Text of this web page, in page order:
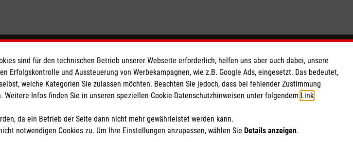
Spendenkonto
Empfänger: Malteser Hilfsdienst e.V.
Bank: Pax-Bank für Kirche und Caritas eG
BIC: GENODED1PA7
So finden Sie uns
Leipziger Straße 33
01097 Dresden
Email:dienststelle.dresden@malteser.org
sind für den technischen Betrieb unserer Webseite erforderlich, helfen uns aber auch dabei, unsere
und Aussteuerung von Werbekampagnen, wie z.B. Google Ads, eingesetzt. Das bedeutet,
welche Kategorien Sie zulassen möchten. Beachten Sie jedoch, dass bei fehlender Zustimmung
Infos finden Sie in unseren speziellen Cookie-Datenschutzhinweisen unter folgendem Link
da ein Betrieb der Seite dann nicht mehr gewährleistet werden kann.
notwendigen Cookies zu. Um Ihre Einstellungen anzupassen, wählen Sie Details anzeigen.